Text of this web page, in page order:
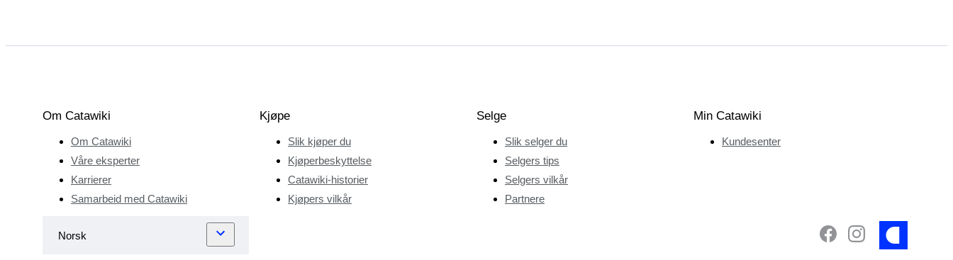
Om Catawiki
Om Catawiki
Våre eksperter
Karrierer
Samarbeid med Catawiki
Kjøpe
Slik kjøper du
Kjøperbeskyttelse
Catawiki-historier
Kjøpers vilkår
Selge
Slik selger du
Selgers tips
Selgers vilkår
Partnere
Min Catawiki
Kundesenter